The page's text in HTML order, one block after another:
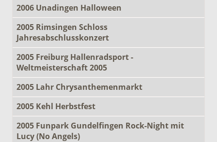
2006 Unadingen Halloween
2005 Rimsingen Schloss
Jahresabschlusskonzert
2005 Freiburg Hallenradsport -
Weltmeisterschaft 2005
2005 Lahr Chrysanthemenmarkt
2005 Kehl Herbstfest
2005 Funpark Gundelfingen Rock-Night mit
Lucy (No Angels)